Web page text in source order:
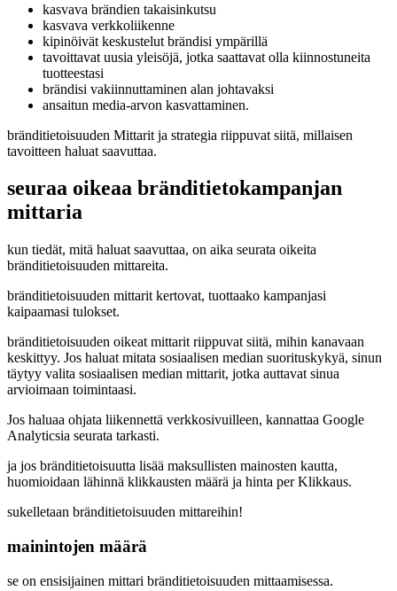
kasvava brändien takaisinkutsu
kasvava verkkoliikenne
kipinöivät keskustelut brändisi ympärillä
tavoittavat uusia yleisöjä, jotka saattavat olla kiinnostuneita
tuotteestasi
brändisi vakiinnuttaminen alan johtavaksi
ansaitun media-arvon kasvattaminen.
bränditietoisuuden Mittarit ja strategia riippuvat siitä, millaisen
tavoitteen haluat saavuttaa.
seuraa oikeaa bränditietokampanjan
mittaria
kun tiedät, mitä haluat saavuttaa, on aika seurata oikeita
bränditietoisuuden mittareita.
bränditietoisuuden mittarit kertovat, tuottaako kampanjasi
kaipaamasi tulokset.
bränditietoisuuden oikeat mittarit riippuvat siitä, mihin kanavaan
keskittyy. Jos haluat mitata sosiaalisen median suorituskykyä, sinun
täytyy valita sosiaalisen median mittarit, jotka auttavat sinua
arvioimaan toimintaasi.
Jos haluaa ohjata liikennettä verkkosivuilleen, kannattaa Google
Analyticsia seurata tarkasti.
ja jos bränditietoisuutta lisää maksullisten mainosten kautta,
huomioidaan lähinnä klikkausten määrä ja hinta per Klikkaus.
sukelletaan bränditietoisuuden mittareihin!
mainintojen määrä
se on ensisijainen mittari bränditietoisuuden mittaamisessa.